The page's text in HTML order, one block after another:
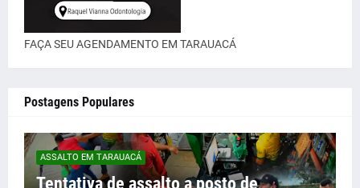
FAÇA SEU AGENDAMENTO EM TARAUACÁ
Postagens Populares
ASSALTO EM TARAUACÁ
Tentativa de assalto a posto de